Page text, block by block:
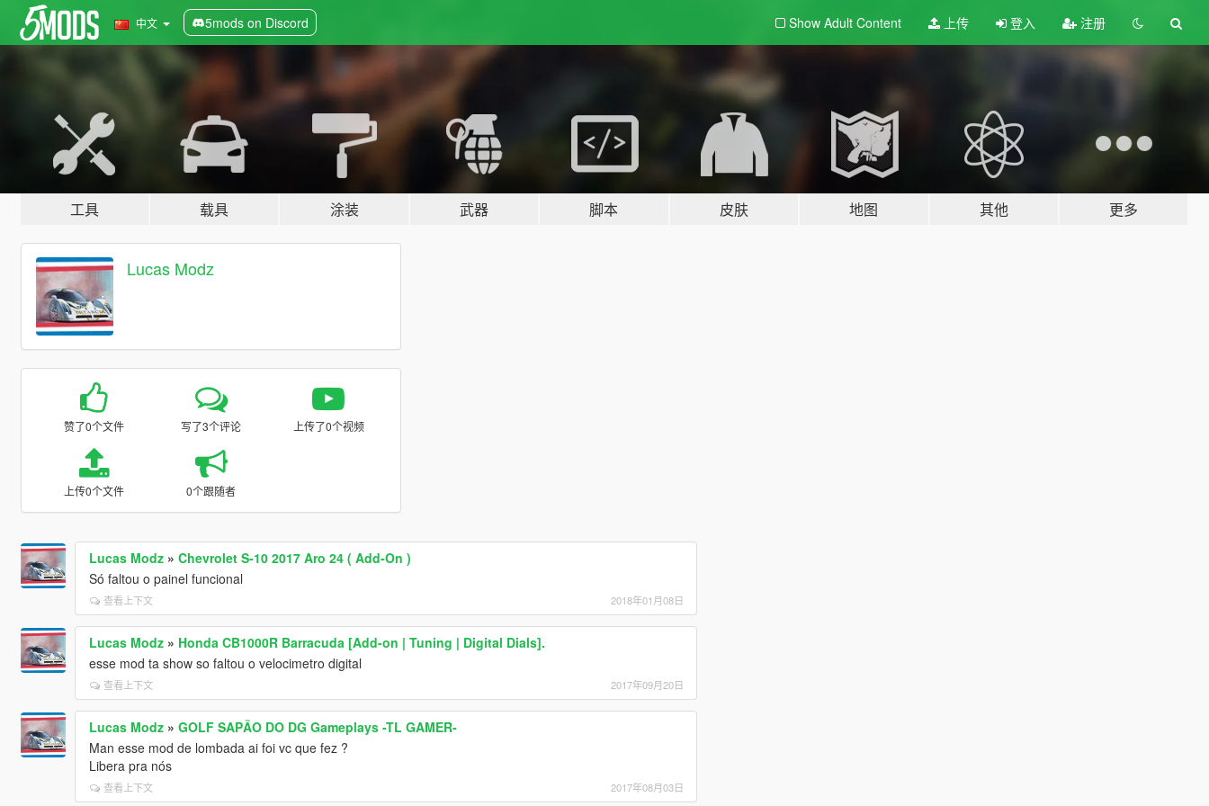
中文 5mods on Discord Show Adult Content 上传 登入 注册
工具 载具 涂装 武器 脚本 皮肤 地图 其他 更多
Lucas Modz
赞了0个文件 写了3个评论 上传了0个视频
上传0个文件 0个跟随者
Lucas Modz» Chevrolet S-10 2017 Aro 24 ( Add-On )
Só faltou o painel funcional
查看上下文 2018年01月08日
Lucas Modz» Honda CB1000R Barracuda [Add-on | Tuning | Digital Dials].
esse mod ta show so faltou o velocimetro digital
查看上下文 2017年09月20日
Lucas Modz» GOLF SAPÃO DO DG Gameplays -TL GAMER-
Man esse mod de lombada ai foi vc que fez ?
Libera pra nós
查看上下文 2017年08月03日